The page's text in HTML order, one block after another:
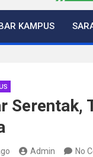
KAMPUS
Serentak,
Admin No